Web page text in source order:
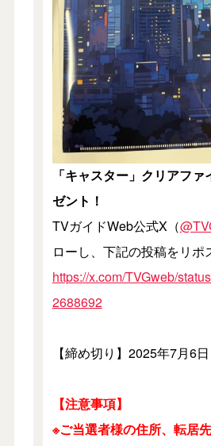
「キャスター」クリアフ
ゼント！
TVガイドWeb公式X（
ローし、下記の投稿をリポ
https://x.com/TVGweb/
2688692
【締め切り】2025年7月6
【注意事項】
※ご当選者様の住所、転居